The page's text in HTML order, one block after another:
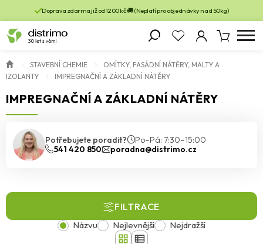
Doprava zdarma již od 1200 kč 🚚 (Neplatí pro objednávky nad 50kg)
STAVEBNÍ CHEMIE
OMÍTKY, FASÁDNÍ NÁTĚRY, MALTY A
IZOLANTY
IMPREGNAČNÍ A ZÁKLADNÍ NÁTĚRY
IMPREGNAČNÍ A ZÁKLADNÍ NÁTĚRY
Potřebujete poradit?
Po–Pá: 7:30–15:00
541 420 850
poradna@distrimo.cz
FILTRACE
Názvu Nejlevnější Nejdražší